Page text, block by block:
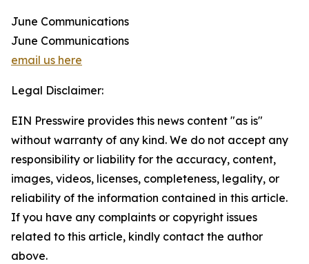
June Communications
June Communications
email us here
Legal Disclaimer:
EIN Presswire provides this news content "as is"
without warranty of any kind. We do not accept any
responsibility or liability for the accuracy, content,
images, videos, licenses, completeness, legality, or
reliability of the information contained in this article.
If you have any complaints or copyright issues
related to this article, kindly contact the author
above.